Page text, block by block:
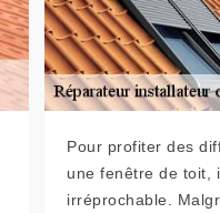
Pour profiter des
une fenêtre de toit,
irréprochable.